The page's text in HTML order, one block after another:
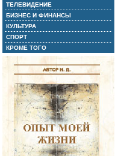
ТЕЛЕВИДЕНИЕ
БИЗНЕС И ФИНАНСЫ
КУЛЬТУРА
СПОРТ
КРОМЕ ТОГО